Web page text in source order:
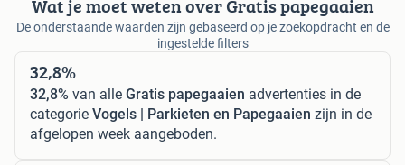
Wat je moet weten over Gratis papegaaien
De onderstaande waarden zijn gebaseerd op je zoekopdracht en de
ingestelde filters
32,8%
32,8% van alle Gratis papegaaien advertenties in de
categorie Vogels | Parkieten en Papegaaien zijn in de
afgelopen week aangeboden.